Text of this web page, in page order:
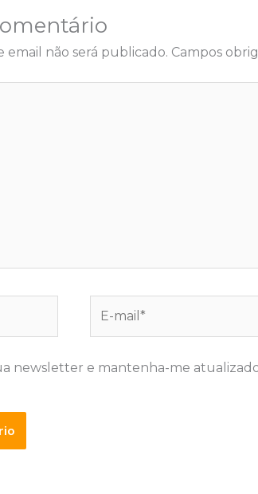
email não será publicado. Campos
mail*
newsletter e mantenha-me